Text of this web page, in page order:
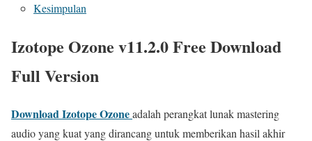
Kesimpulan
Izotope Ozone v11.2.0 Free Download
Full Version
Download Izotope Ozoneadalah perangkat lunak mastering
audio yang kuat yang dirancang untuk memberikan hasil akhir